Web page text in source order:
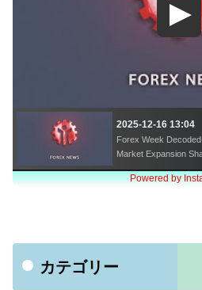
カテゴリー